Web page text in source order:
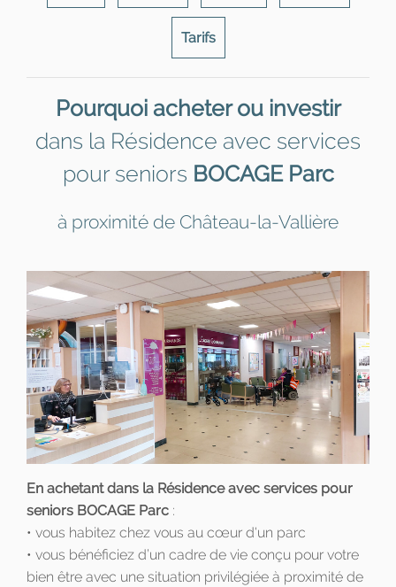
Tarifs
Pourquoi acheter ou investir
dans la Résidence avec services
pour seniors BOCAGE Parc
à proximité de Château-la-Vallière
En achetant dans la Résidence avec services pour
seniors BOCAGE Parc :
• vous habitez chez vous au cœur d'un parc
• vous bénéficiez d’un cadre de vie conçu pour votre
bien être avec une situation privilégiée à proximité de